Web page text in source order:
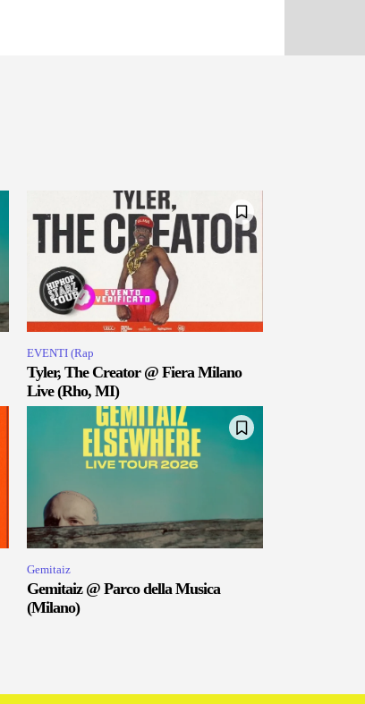
EVENTI (Rap
Tyler, The Creator @ Fiera Milano
Live (Rho, MI)
Gemitaiz
Gemitaiz @ Parco della Musica
(Milano)